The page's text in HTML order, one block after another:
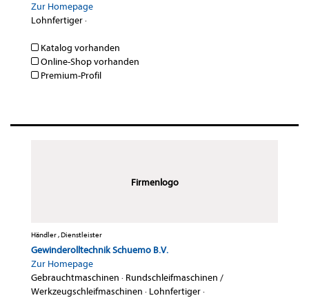
Zur Homepage
Lohnfertiger·
Katalog vorhanden
Online-Shop vorhanden
Premium-Profil
Firmenlogo
Händler , Dienstleister
Gewinderolltechnik Schuemo B.V.
Zur Homepage
Gebrauchtmaschinen · Rundschleifmaschinen /
Werkzeugschleifmaschinen · Lohnfertiger·